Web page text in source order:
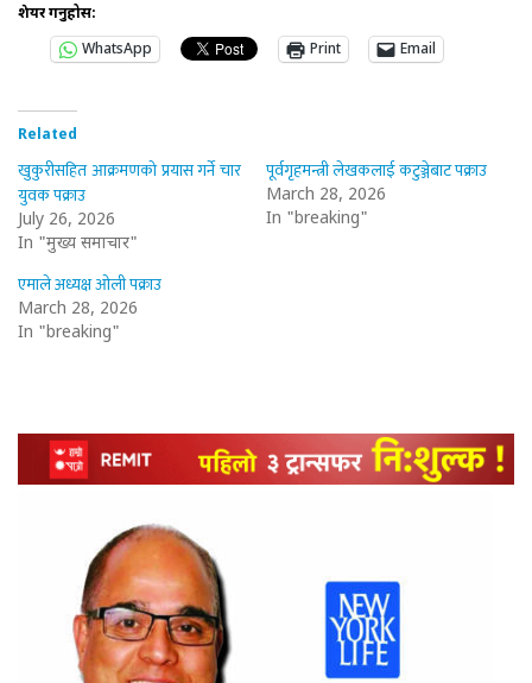
शेयर गर्नुहोस:
WhatsApp
Print Email
Related
खुकुरीसहित आक्रमणको प्रयास गर्ने चार
युवक पक्राउ
July 26, 2026
In "मुख्य समाचार"
पूर्वगृहमन्त्री लेखकलाई कटुञ्जेबाट पक्राउ
March 28, 2026
In "breaking"
एमाले अध्यक्ष ओली पक्राउ
March 28, 2026
In "breaking"